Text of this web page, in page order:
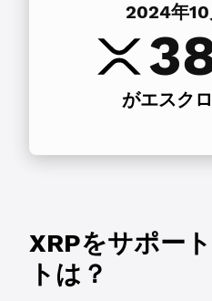
2024年10
がエスク
XRPをサポー
トは？